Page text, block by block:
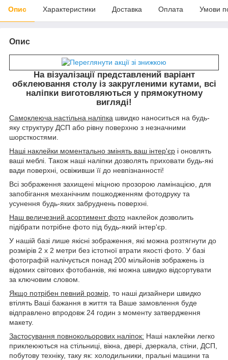
Опис Характеристики Доставка Оплата Умови
Опис
На візуалізації представлений варіант
обклеювання столу із закругленими кутами, всі
наліпки виготовляються у прямокутному
вигляді!
Самоклеюча настільна наліпка швидко наноситься на будь-
яку структуру ДСП або рівну поверхню з незначними
шорсткостями.
Наші наклейки моментально змінять ваш інтер'єр і оновлять
ваші меблі. Також наші наліпки дозволять приховати будь-які
вади поверхні, освіживши її до невпізнанності!
Всі зображення захищені міцною прозорою ламінацією, для
запобігання механічним пошкодженням фотодруку та
усунення будь-яких забруднень поверхні.
Наш величезний асортимент фото наклейок дозволить
підібрати потрібне фото під будь-який інтер'єр.
У нашій базі лише якісні зображення, які можна розтягнути до
розмірів 2 х 2 метри без істотної втрати якості фото. У базі
фотографій налічується понад 200 мільйонів зображень із
відомих світових фотобанків, які можна швидко відсортувати
за ключовим словом.
Якщо потрібен певний розмір, то наші дизайнери швидко
втілять Ваші бажання в життя та Ваше замовлення буде
відправлено впродовж 24 годин з моменту затвердження
макету.
Застосування повнокольорових наліпок: Наші наклейки легко
приклеюються на стільниці, вікна, двері, дзеркала, стіни, ДСП,
побутову техніку, таку як: холодильники, пральні машини та